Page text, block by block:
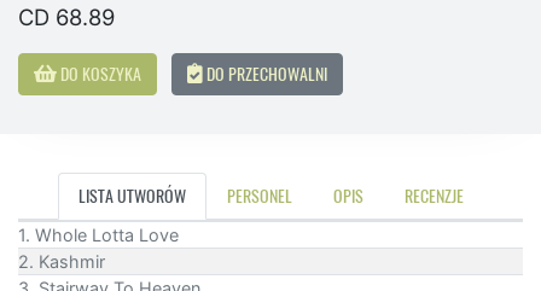
CD 68.89
DO KOSZYKA DO PRZECHOWALNI
LISTA UTWORÓW PERSONEL OPIS RECENZJE
1. Whole Lotta Love
2. Kashmir